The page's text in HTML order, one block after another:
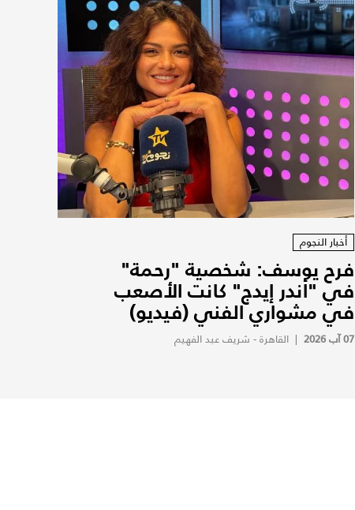
أخبار النجوم
فرح يوسف: شخصية "رحمة"
في "أندر إيدج" كانت الأصعب
في مشواري الفني (فيديو)
07 آب 2026 |القاهرة - شريف عبد الفهيم